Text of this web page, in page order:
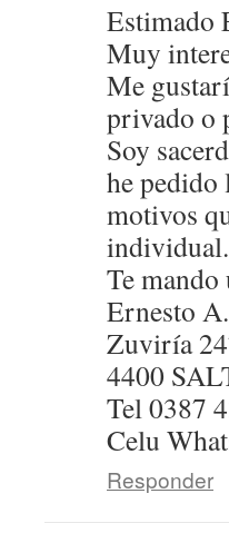
Estimado
Muy
Me
privado o
Soy
he pedido
motivos
individual.
Te mando
Ernesto
Zuviría
4400
Tel 0387
Celu
Responder